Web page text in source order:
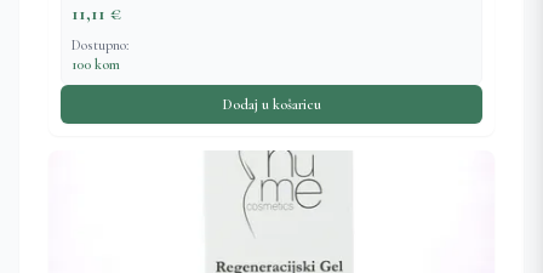
11,11 €
Dostupno:
100 kom
Dodaj u košaricu